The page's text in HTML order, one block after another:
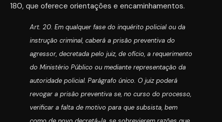
180, que oferece orientações e encaminhamentos.
Art. 20. Em qualquer fase do inquérito policial ou da
instrução criminal, caberá a prisão preventiva do
agressor, decretada pelo juiz, de ofício, a requerimento
do Ministério Público ou mediante representação da
autoridade policial. Parágrafo único. O juiz poderá
revogar a prisão preventiva se, no curso do processo,
verificar a falta de motivo para que subsista, bem